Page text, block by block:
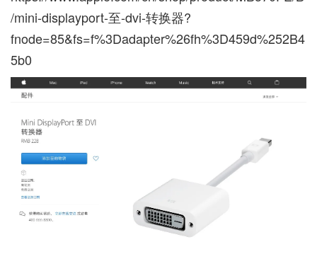
/mini-displayport-至-dvi-转换器?
fnode=85&fs=f%3Dadapter%26fh%3D459d%252B4
5b0